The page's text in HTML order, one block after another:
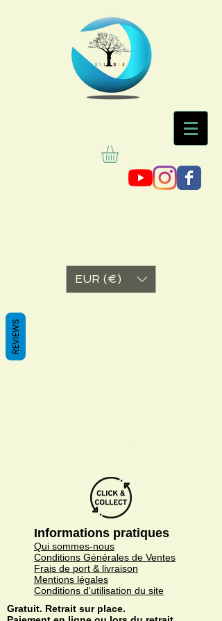
EUR (€)
Informations pratiques
Qui sommes-nous
Conditions Générales de Ventes
Frais de port & livraison
Mentions légales
Conditions d'utilisation du site
Gratuit. Retrait sur place.
REVIEWS